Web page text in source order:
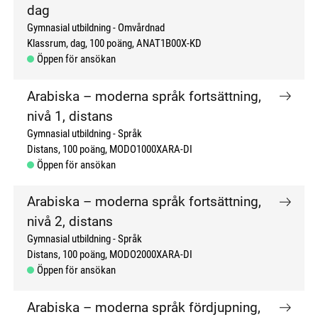
dag
Gymnasial utbildning
Omvårdnad
Klassrum, dag 100 poäng ANAT1B00X-KD
Öppen för ansökan
Arabiska – moderna språk fortsättning,
nivå 1, distans
Gymnasial utbildning Språk
Distans 100 poäng MODO1000XARA-DI
Öppen för ansökan
Arabiska – moderna språk fortsättning,
nivå 2, distans
Gymnasial utbildning Språk
Distans 100 poäng MODO2000XARA-DI
Öppen för ansökan
Arabiska – moderna språk fördjupning,